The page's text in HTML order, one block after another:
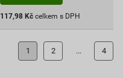
117,98 Kč celkem s DPH
1 2 ... 4